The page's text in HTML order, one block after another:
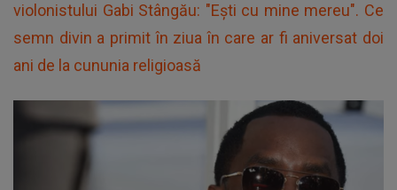
violonistului Gabi Stângău: "Ești cu mine mereu". Ce
semn divin a primit în ziua în care ar fi aniversat doi
ani de la cununia religioasă